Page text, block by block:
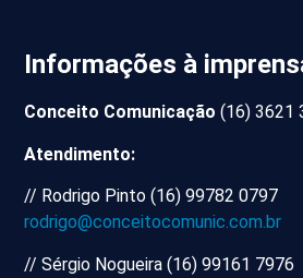
Informações à
Conceito Comunicação (16) 3621
Atendimento:
// Rodrigo Pinto (16) 99782 0797
rodrigo@conceitocomunic.com.br
// Sérgio Nogueira (16) 99161 7976